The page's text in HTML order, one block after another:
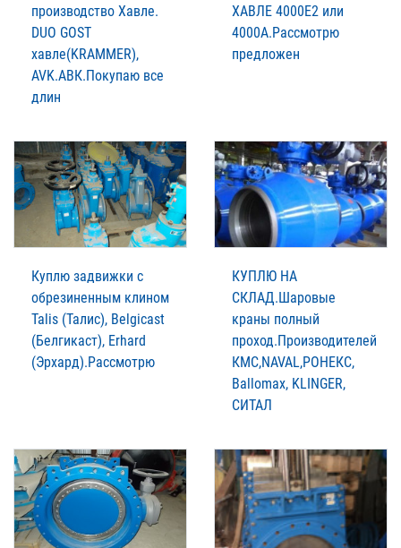
производство Xавле.
DUO GOST
xавле(KRAMMER),
AVK.АВК.Покупаю все
длин
XАВЛЕ 4000Е2 или
4000А.Рассмотрю
предложен
Куплю задвижки с
обрезиненным клином
Talis (Талис), Belgicast
(Белгикаст), Erhard
(Эрхард).Рассмотрю
КУПЛЮ НА
СКЛАД.Шаровые
краны полный
проход.Производителей
КМС,NAVAL,РОНЕКС,
Ballomax, KLINGER,
СИТАЛ